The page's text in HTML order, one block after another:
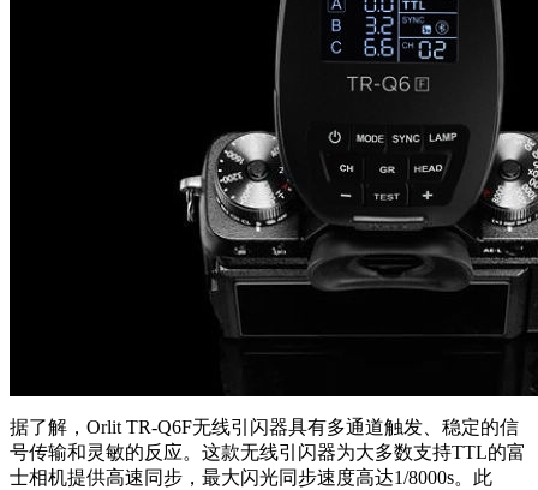
据了解，Orlit TR-Q6F无线引闪器具有多通道触发、稳定的信
号传输和灵敏的反应。这款无线引闪器为大多数支持TTL的富
士相机提供高速同步，最大闪光同步速度高达1/8000s。此